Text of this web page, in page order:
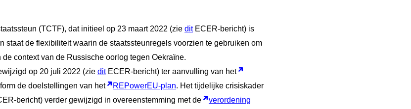
(TCTF), dat initieel op 23 maart 2022 (zie ditECER-bericht) is
staat de flexibiliteit waarin de staatssteunregels voorzien te gebruiken om
context van de Russische oorlog tegen Oekraïne.
op 20 juli 2022 (zie ditECER-bericht) ter aanvulling van het
de doelstellingen van het REPowerEU-plan. Het tijdelijke crisiskader
bericht) verder gewijzigd in overeenstemming met de
verordening